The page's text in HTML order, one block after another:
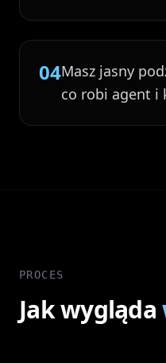
04Masz jasny
co robi agent i
PROCES
Jak wygląda